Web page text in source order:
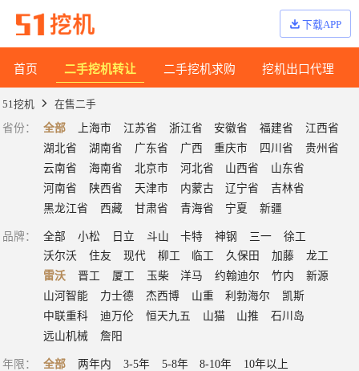
下载APP
首页 二手挖机转让 二手挖机求购 挖机出口代理
51挖机 在售二手
省份 ： 全部 上海市 江苏省 浙江省 安徽省 福建省
江西省
湖北省
湖南省 广东省 广西 重庆市 四川省
贵州省
云南省
海南省 北京市 河北省 山西省
山东省
河南省
陕西省 天津市 内蒙古 辽宁省
吉林省
黑龙江省
西藏 甘肃省 青海省 宁夏 新疆
品牌 ： 全部 小松 日立 斗山 卡特 神钢 三一
徐工
沃尔沃
住友 现代 柳工 临工 久保田 加藤
龙工
雷沃
晋工 厦工 玉柴 洋马 约翰迪尔 竹内
新源
山河智能
力士德 杰西博 山重 利勃海尔
凯斯
中联重科
迪万伦 恒天九五 山猫 山推
石川岛
远山机械
詹阳
年限 ： 全部 两年内 3-5年 5-8年 8-10年 10年以上